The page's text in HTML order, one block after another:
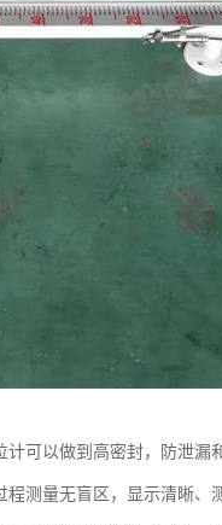
可以做到高密封，防泄漏
测量无盲区，显示清晰、